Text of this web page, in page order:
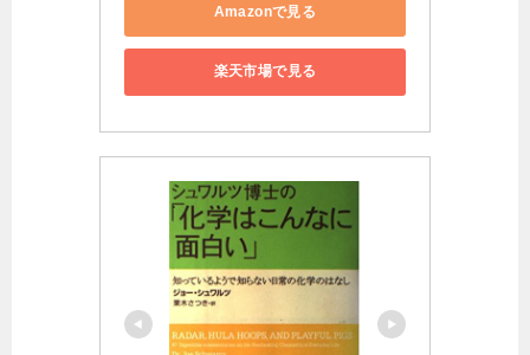
Amazonで見る
楽天市場で見る